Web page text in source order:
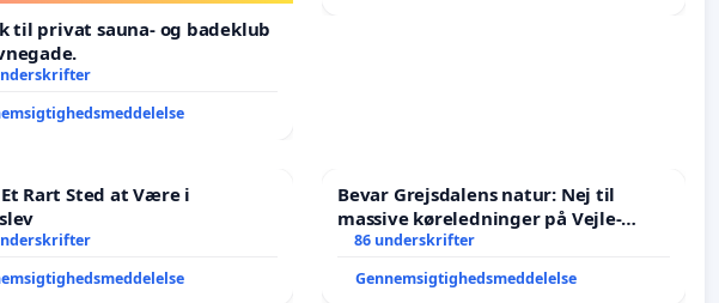
til privat sauna- og badeklub
Rart Sted at Være i
Bevar Grejsdalens natur: Nej til
massive køreledninger på Vejle-
Struer-banen
86 underskrifter
Gennemsigtighedsmeddelelse